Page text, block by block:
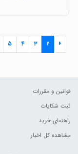
۲ ۳ ۴ ۵
قوانین و مقررات
ثبت شکایات
راهنمای خرید
مشاهده کل اخبار